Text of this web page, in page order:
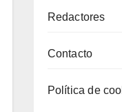
Redactores
Contacto
Política de